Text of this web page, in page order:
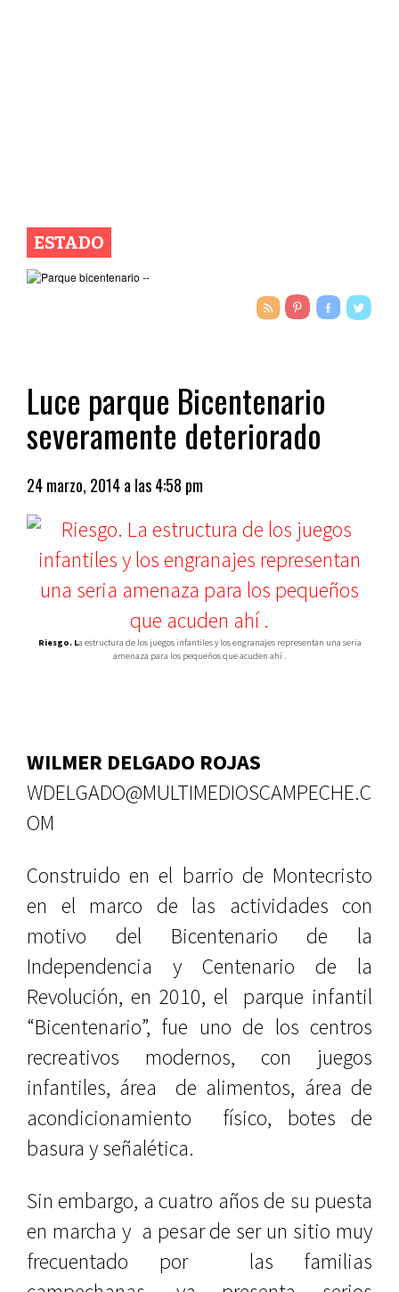
ESTADO
Luce parque Bicentenario
severamente deteriorado
24 marzo, 2014 a las 4:58 pm
Riesgo. La estructura de los juegos infantiles y los engranajes representan una seria
amenaza para los pequeños que acuden ahí .
WILMER DELGADO ROJAS
WDELGADO@MULTIMEDIOSCAMPECHE.C
OM
Construido en el barrio de Montecristo
en el marco de las actividades con
motivo del Bicentenario de la
Independencia y Centenario de la
Revolución, en 2010, el parque infantil
“Bicentenario”, fue uno de los centros
recreativos modernos, con juegos
infantiles, área de alimentos, área de
acondicionamiento físico, botes de
basura y señalética.
Sin embargo, a cuatro años de su puesta
en marcha y a pesar de ser un sitio muy
frecuentado por las familias